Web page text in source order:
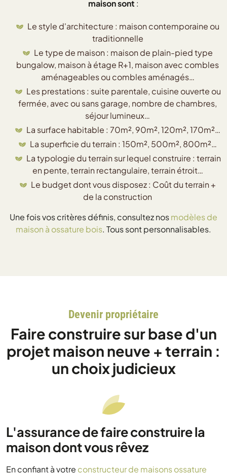
maison sont :
Le style d'architecture : maison contemporaine ou
traditionnelle
Le type de maison : maison de plain-pied type
bungalow, maison à étage R+1, maison avec combles
aménageables ou combles aménagés…
Les prestations : suite parentale, cuisine ouverte ou
fermée, avec ou sans garage, nombre de chambres,
séjour lumineux…
La surface habitable : 70m², 90m², 120m², 170m²…
La superficie du terrain : 150m², 500m², 800m²…
La typologie du terrain sur lequel construire : terrain
en pente, terrain rectangulaire, terrain étroit…
Le budget dont vous disposez : Coût du terrain +
de la construction
Une fois vos critères définis, consultez nosmodèles de
maison à ossature bois. Tous sont personnalisables.
Devenir propriétaire
Faire construire sur base d'un
projet maison neuve + terrain :
un choix judicieux
L'assurance de faire construire la
maison dont vous rêvez
En confiant à votre constructeur de maisons ossature